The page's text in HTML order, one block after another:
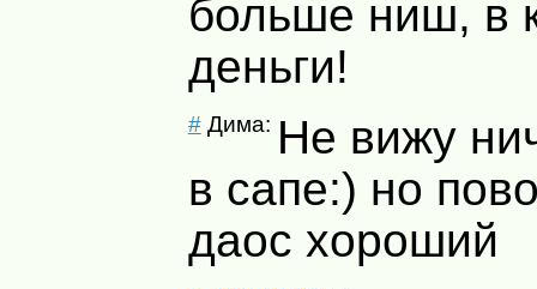
больше ниш, в
деньги!
#Дима: Не вижу
в сапе:) но
даос хороший